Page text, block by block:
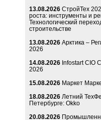
13.08.2026 СтройТех
роста: инструменты и
Технологический
строительстве
13.08.2026 Арктика –
2026
14.08.2026 Infostart CIO
2026
15.08.2026 Маркет
18.08.2026 Летний
Петербурге: Okko
20.08.2026